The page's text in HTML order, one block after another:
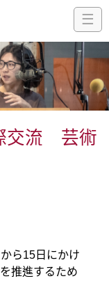
☰
交流 芸術
ら15日にかけ
推進するため